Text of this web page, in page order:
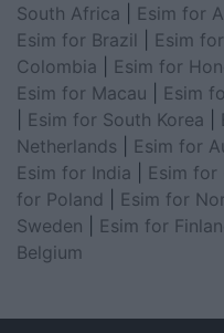
South Africa
Esim for
Esim for Brazil
Esim
Colombia
Esim for
Esim for Macau
Esim
Esim for South Korea
Netherlands
Esim for
Esim for India
Esim for
for Poland
Esim for
Sweden
Esim for
Belgium